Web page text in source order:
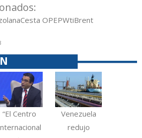
Cesta OPEPWtiBrent
“El Centro
Venezuela
redujo